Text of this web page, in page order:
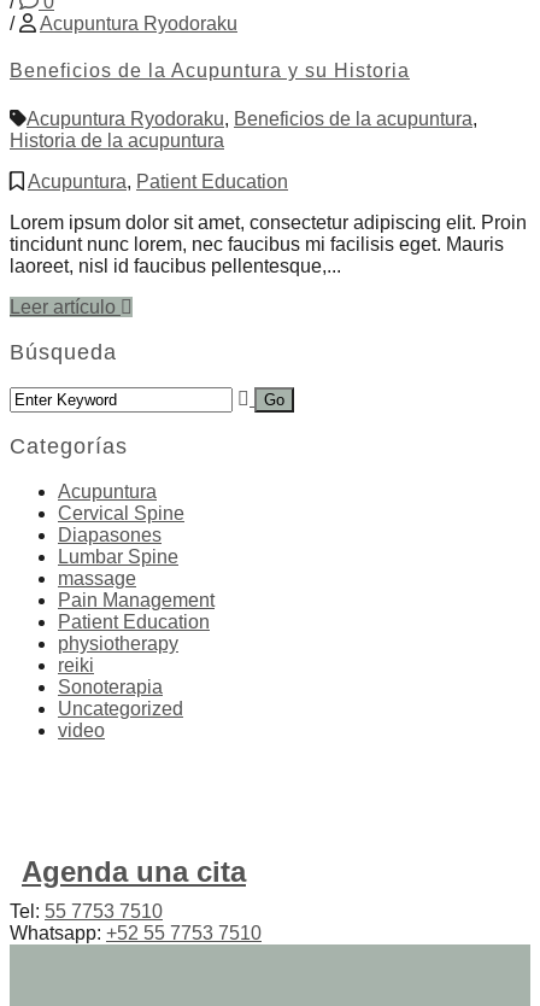
/
Acupuntura Ryodoraku
Beneficios de la Acupuntura y su Historia
Acupuntura Ryodoraku, Beneficios de la acupuntura,
Historia de la acupuntura
Acupuntura, Patient Education
Lorem ipsum dolor sit amet, consectetur adipiscing elit. Proin
tincidunt nunc lorem, nec faucibus mi facilisis eget. Mauris
laoreet, nisl id faucibus pellentesque,...
Leer artículo
Búsqueda
Categorías
Acupuntura
Cervical Spine
Diapasones
Lumbar Spine
massage
Pain Management
Patient Education
physiotherapy
reiki
Sonoterapia
Uncategorized
video
Agenda una cita
Tel: 55 7753 7510
Whatsapp: +52 55 7753 7510